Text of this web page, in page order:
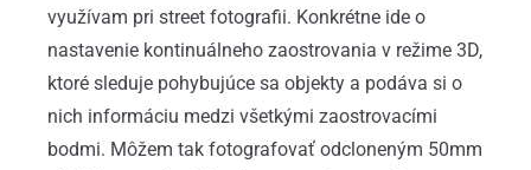
využívam pri street fotografii. Konkrétne ide o
nastavenie kontinuálneho zaostrovania v režime 3D,
ktoré sleduje pohybujúce sa objekty a podáva si o
nich informáciu medzi všetkými zaostrovacími
bodmi. Môžem tak fotografovať odcloneným 50mm